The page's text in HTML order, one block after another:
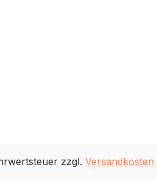
zzgl. Versandkosten